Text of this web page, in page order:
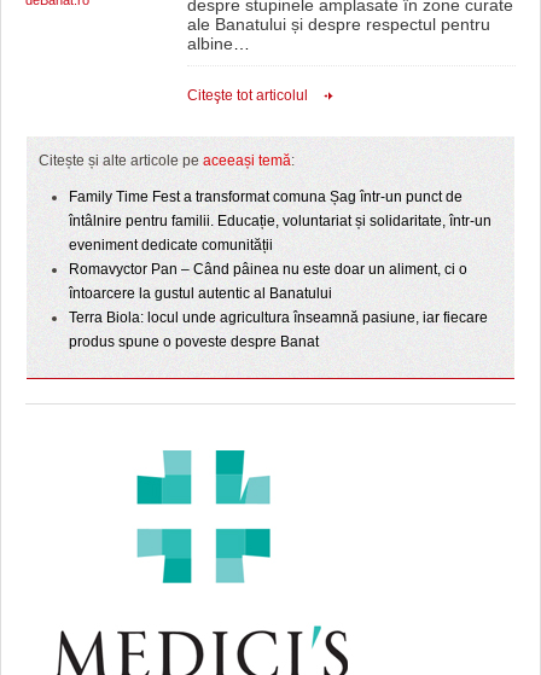
despre stupinele amplasate în zone curate
ale Banatului și despre respectul pentru
albine…
Citeşte tot articolul
Citește și alte articole pe aceeași temă:
Family Time Fest a transformat comuna Șag într-un punct de
întâlnire pentru familii. Educație, voluntariat și solidaritate, într-un
eveniment dedicate comunității
Romavyctor Pan – Când pâinea nu este doar un aliment, ci o
întoarcere la gustul autentic al Banatului
Terra Biola: locul unde agricultura înseamnă pasiune, iar fiecare
produs spune o poveste despre Banat